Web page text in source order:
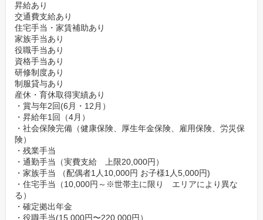
昇給あり
交通費支給あり
住宅手当・家賃補助あり
家族手当あり
役職手当あり
資格手当あり
研修制度あり
制服貸与あり
産休・育休取得実績あり
・賞与年2回(6月・12月）
・昇給年1回（4月）
・社会保険完備（健康保険、厚生年金保険、雇用保険、労災保
険）
・残業手当
・通勤手当（実費支給 上限20,000円）
・家族手当 （配偶者1人10,000円 お子様1人5,000円)
・住宅手当（10,000円～※世帯主に限り エリアにより異な
る）
・確定拠出年金
・役職手当(15,000円〜220,000円）